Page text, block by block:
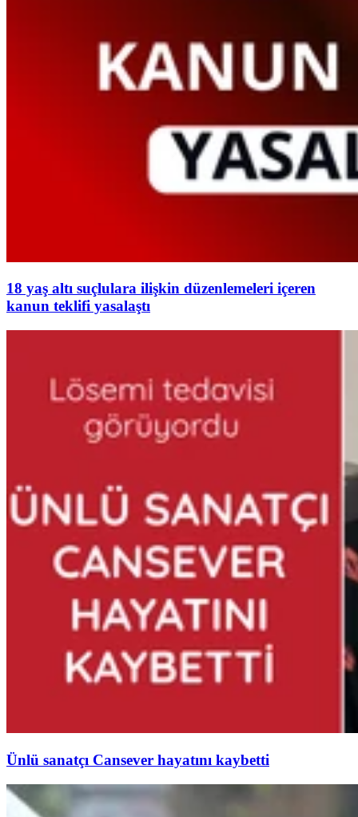
18 yaş altı suçlulara ilişkin düzenlemeleri içeren
kanun teklifi yasalaştı
Ünlü sanatçı Cansever hayatını kaybetti